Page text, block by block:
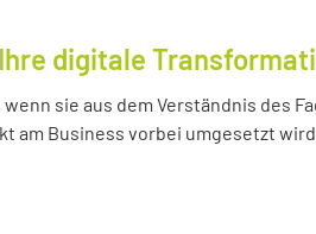
digitale
sie aus dem Verständnis des
am Business vorbei umgesetzt wird.